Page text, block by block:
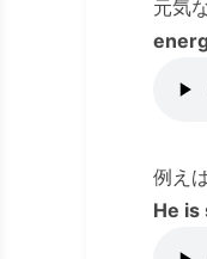
元気
例え
He is